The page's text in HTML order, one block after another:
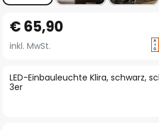
Anfang
der
springen
LED-Einbauleuchte Klira, schwarz,
3er
€ 65,90
inkl. MwSt.